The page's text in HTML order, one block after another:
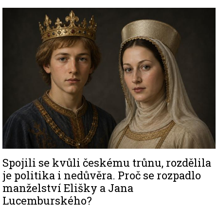
Spojili se kvůli českému trůnu, rozdělila
je politika i nedůvěra. Proč se rozpadlo
manželství Elišky a Jana
Lucemburského?